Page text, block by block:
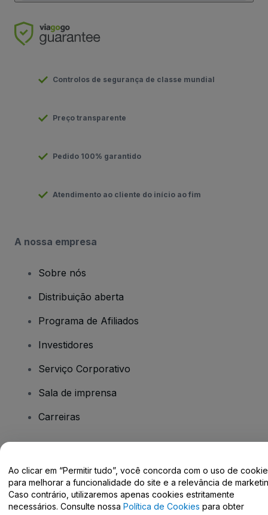
Controlos de segurança de classe mundial
Preço transparente
Pedido 100% garantido
Atendimento ao cliente do início ao fim
A nossa empresa
Sobre nós
Distribuição aberta
Programa de Afiliados
Investidores
Serviço Corporativo
Sala de imprensa
Carreiras
Centro de Ajuda / Fale Conosco
Ao clicar em “Permitir tudo”, você concorda com o uso de
para melhorar a funcionalidade do site e a relevância de
Caso contrário, utilizaremos apenas cookies estritamente
necessários. Consulte nossa Política de Cookies para obter